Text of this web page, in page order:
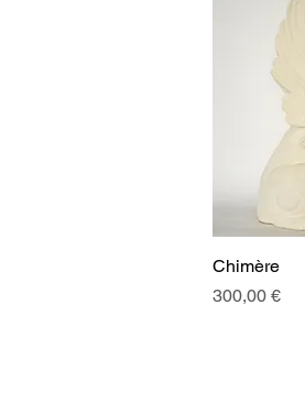
Chimère
Prix
300,00 €